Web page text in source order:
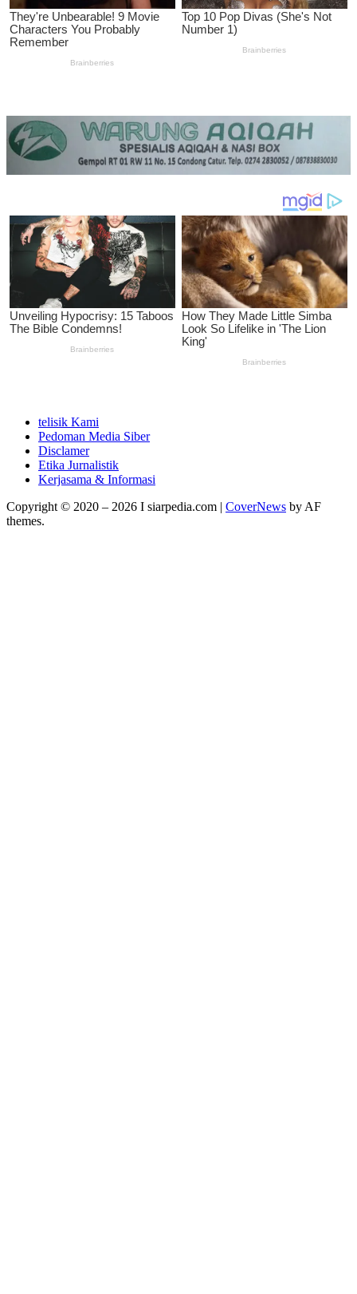
telisik Kami
Pedoman Media Siber
Disclamer
Etika Jurnalistik
Kerjasama & Informasi
Copyright © 2020 – 2026 I siarpedia.com | CoverNews by AF
themes.